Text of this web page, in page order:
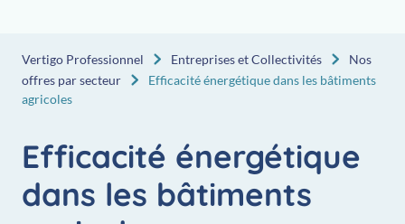
Vertigo Professionnel Entreprises et Collectivités
Nos
offres par secteur
Efficacité énergétique dans les bâtiments
agricoles
Efficacité énergétique
dans les bâtiments